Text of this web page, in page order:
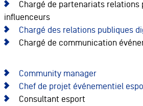
Chargé de partenariats relations
influenceurs
Chargé des relations publiques
Chargé de communication
Community manager
Chef de projet événementiel
Consultant esport